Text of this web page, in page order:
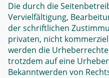
Die durch die
Vervielfältigung,
der schriftlichen
privaten, nicht
werden die
trotzdem auf eine
Bekanntwerden von